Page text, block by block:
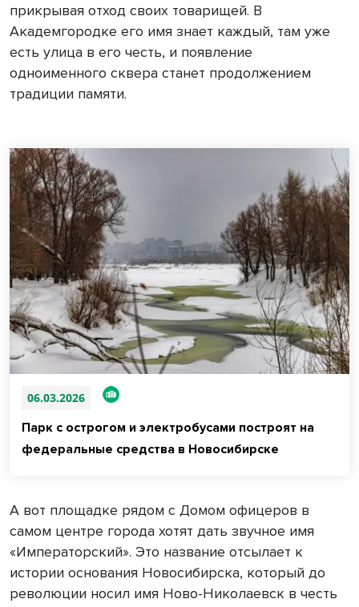
прикрывая отход своих товарищей. В
Академгородке его имя знает каждый, там уже
есть улица в его честь, и появление
одноименного сквера станет продолжением
традиции памяти.
06.03.2026
Парк с острогом и электробусами построят на
федеральные средства в Новосибирске
А вот площадке рядом с Домом офицеров в
самом центре города хотят дать звучное имя
«Императорский». Это название отсылает к
истории основания Новосибирска, который до
революции носил имя Ново-Николаевск в честь